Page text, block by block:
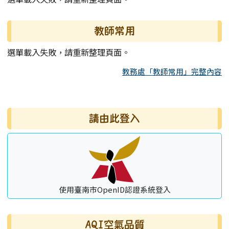
教師常用
選單載入失敗，請重新整理頁面。
教務處「教師常用」完整內容
右邊區域內容 請由此登入
使用臺南市OpenID認證系統登入
AQI空氣品質